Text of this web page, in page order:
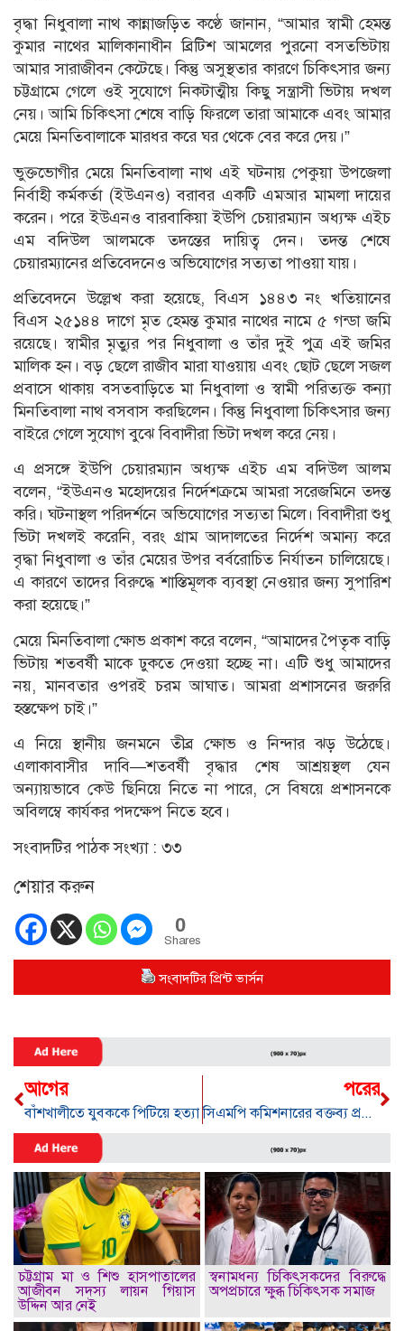
বৃদ্ধা নিধুবালা নাথ কান্নাজড়িত কণ্ঠে জানান, “আমার স্বামী হেমন্ত
কুমার নাথের মালিকানাধীন ব্রিটিশ আমলের পুরনো বসতভিটায়
আমার সারাজীবন কেটেছে। কিন্তু অসুস্থতার কারণে চিকিৎসার জন্য
চট্টগ্রামে গেলে ওই সুযোগে নিকটাত্মীয় কিছু সন্ত্রাসী ভিটায় দখল
নেয়। আমি চিকিৎসা শেষে বাড়ি ফিরলে তারা আমাকে এবং আমার
মেয়ে মিনতিবালাকে মারধর করে ঘর থেকে বের করে দেয়।”
ভুক্তভোগীর মেয়ে মিনতিবালা নাথ এই ঘটনায় পেকুয়া উপজেলা
নির্বাহী কর্মকর্তা (ইউএনও) বরাবর একটি এমআর মামলা দায়ের
করেন। পরে ইউএনও বারবাকিয়া ইউপি চেয়ারম্যান অধ্যক্ষ এইচ
এম বদিউল আলমকে তদন্তের দায়িত্ব দেন। তদন্ত শেষে
চেয়ারম্যানের প্রতিবেদনেও অভিযোগের সত্যতা পাওয়া যায়।
প্রতিবেদনে উল্লেখ করা হয়েছে, বিএস ১৪৪৩ নং খতিয়ানের
বিএস ২৫১৪৪ দাগে মৃত হেমন্ত কুমার নাথের নামে ৫ গন্ডা জমি
রয়েছে। স্বামীর মৃত্যুর পর নিধুবালা ও তাঁর দুই পুত্র এই জমির
মালিক হন। বড় ছেলে রাজীব মারা যাওয়ায় এবং ছোট ছেলে সজল
প্রবাসে থাকায় বসতবাড়িতে মা নিধুবালা ও স্বামী পরিত্যক্ত কন্যা
মিনতিবালা নাথ বসবাস করছিলেন। কিন্তু নিধুবালা চিকিৎসার জন্য
বাইরে গেলে সুযোগ বুঝে বিবাদীরা ভিটা দখল করে নেয়।
এ প্রসঙ্গে ইউপি চেয়ারম্যান অধ্যক্ষ এইচ এম বদিউল আলম
বলেন, “ইউএনও মহোদয়ের নির্দেশক্রমে আমরা সরেজমিনে তদন্ত
করি। ঘটনাস্থল পরিদর্শনে অভিযোগের সত্যতা মিলে। বিবাদীরা শুধু
ভিটা দখলই করেনি, বরং গ্রাম আদালতের নির্দেশ অমান্য করে
বৃদ্ধা নিধুবালা ও তাঁর মেয়ের উপর বর্বরোচিত নির্যাতন চালিয়েছে।
এ কারণে তাদের বিরুদ্ধে শাস্তিমূলক ব্যবস্থা নেওয়ার জন্য সুপারিশ
করা হয়েছে।”
মেয়ে মিনতিবালা ক্ষোভ প্রকাশ করে বলেন, “আমাদের পৈতৃক বাড়ি
ভিটায় শতবর্ষী মাকে ঢুকতে দেওয়া হচ্ছে না। এটি শুধু আমাদের
নয়, মানবতার ওপরই চরম আঘাত। আমরা প্রশাসনের জরুরি
হস্তক্ষেপ চাই।”
এ নিয়ে স্থানীয় জনমনে তীব্র ক্ষোভ ও নিন্দার ঝড় উঠেছে।
এলাকাবাসীর দাবি—শতবর্ষী বৃদ্ধার শেষ আশ্রয়স্থল যেন
অন্যায়ভাবে কেউ ছিনিয়ে নিতে না পারে, সে বিষয়ে প্রশাসনকে
অবিলম্বে কার্যকর পদক্ষেপ নিতে হবে।
সংবাদটির পাঠক সংখ্যা : ৩৩
শেয়ার করুন
0
Shares
সংবাদটির প্রিন্ট ভার্সন
আগের
বাঁশখালীতে যুবককে পিটিয়ে হত্যা
পরের
সিএমপি কমিশনারের বক্তব্য প্রত্যাহারে ৪৮ ঘণ্টার সময় দিলো সিইউজে
চট্টগ্রাম মা ও শিশু হাসপাতালের
আজীবন সদস্য লায়ন গিয়াস
উদ্দিন আর নেই
স্বনামধন্য চিকিৎসকদের বিরুদ্ধে
অপপ্রচারে ক্ষুব্ধ চিকিৎসক সমাজ